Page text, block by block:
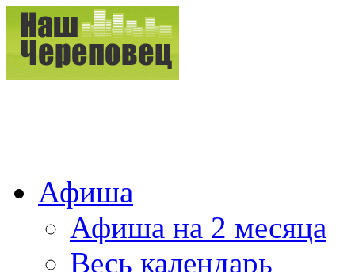
Афиша
Афиша на 2 месяца
Весь календарь